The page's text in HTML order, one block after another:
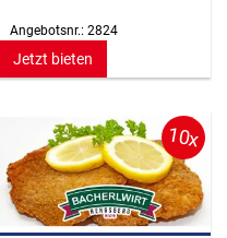
Angebotsnr.: 2824
Jetzt bieten
10x